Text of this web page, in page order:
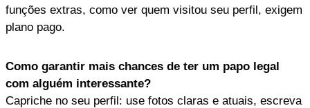
funções extras, como ver quem visitou seu perfil, exigem
plano pago.
Como garantir mais chances de ter um papo legal
com alguém interessante?
Capriche no seu perfil: use fotos claras e atuais, escreva